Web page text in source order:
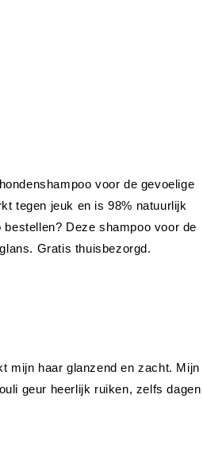
mijn haar glanzend en zacht. Mijn
geur heerlijk ruiken, zelfs dagen